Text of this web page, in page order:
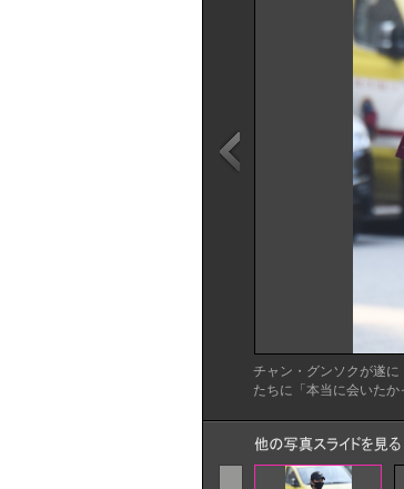
チャン・グンソクが遂
たちに「本当に会いたか